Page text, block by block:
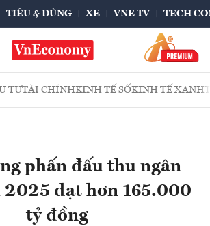
TIÊU & DÙNG XE VNE TV TECH
TƯTÀI CHÍNHKINH TẾ SỐKINH TẾ XANH
phấn đấu thu ngân
2025 đạt hơn 165.000
tỷ đồng